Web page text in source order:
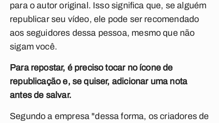
para o autor original. Isso significa que, se alguém
republicar seu vídeo, ele pode ser recomendado
aos seguidores dessa pessoa, mesmo que não
sigam você.
Para repostar, é preciso tocar no ícone de
republicação e, se quiser, adicionar uma nota
antes de salvar.
Segundo a empresa "dessa forma, os criadores de